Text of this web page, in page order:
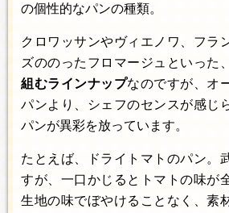
の個性的なパンの種類。
クロワッサンやヴィエノワ、フラ
ズののったフロマージュといった、
組むラインナップなのですが、オ
パンより、シェフのセンスが感じ
パンが異彩を放っています。
たとえば、ドライトマトのパン。
すが、一口かじるとトマトの味が
生地の味でぼやけることなく、素